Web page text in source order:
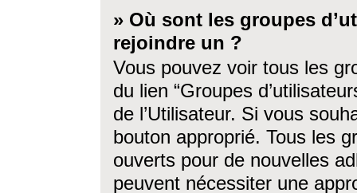
» Où sont les groupes
rejoindre un ?
Vous pouvez voir tous les
du lien “Groupes
de l’Utilisateur. Si vous
bouton approprié. Tous les
ouverts pour de nouvelles
peuvent nécessiter une